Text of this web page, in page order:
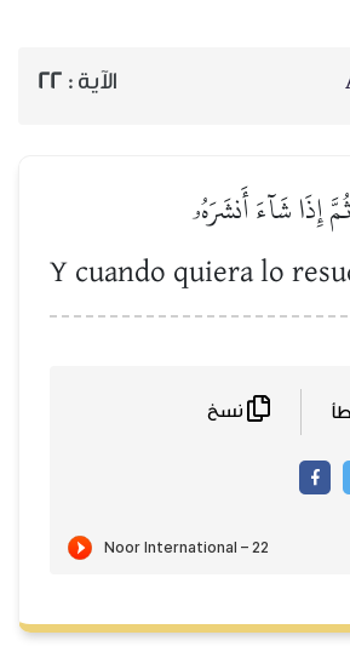
الآية : 22
ثُمَّ إِذَا شَآءَ أَنشَرَهُۥ
Y cuando quiera lo